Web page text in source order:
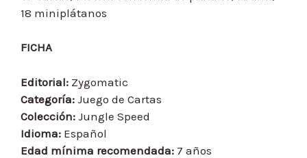
18 miniplátanos
FICHA
Editorial: Zygomatic
Categoría: Juego de Cartas
Colección: Jungle Speed
Idioma: Español
Edad mínima recomendada: 7 años